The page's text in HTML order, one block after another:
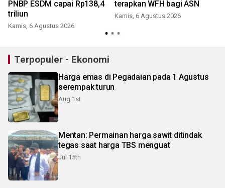
PNBP ESDM capai Rp138,4
triliun
Kamis, 6 Agustus 2026
terapkan WFH bagi ASN
Kamis, 6 Agustus 2026
Terpopuler - Ekonomi
Harga emas di Pegadaian pada 1 Agustus
serempak turun
Aug 1st
Mentan: Permainan harga sawit ditindak
tegas saat harga TBS menguat
Jul 15th